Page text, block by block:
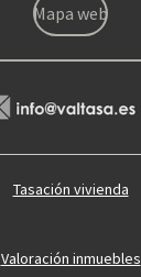
Mapa web
Tasación vivienda
Valoración inmuebles